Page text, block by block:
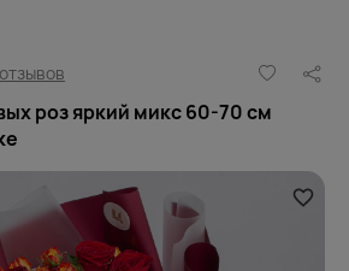
роз яркий микс 60-70 см